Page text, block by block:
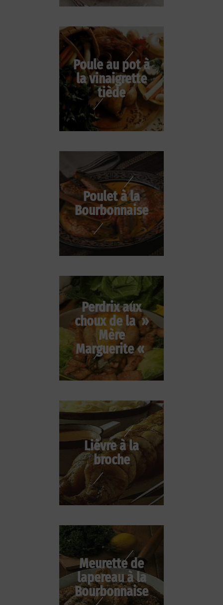
Poule au pot à
la vinaigrette
tiède
Poulet à la
Bourbonnaise
Perdrix aux
choux de la »
Mère
Marguerite «
Lièvre à la
broche
Meurette de
lapereau à la
Bourbonnaise